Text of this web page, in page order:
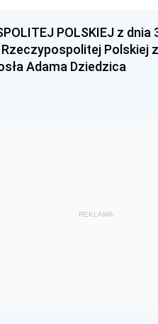
POLSKIEJ z
Polskiej
Adama Dziedzica
REKLAMA